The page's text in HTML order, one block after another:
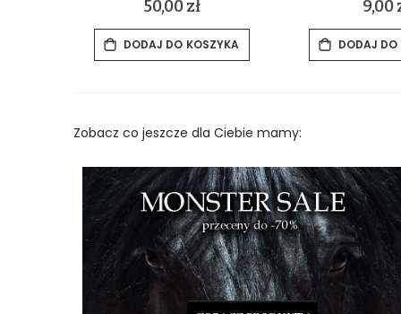
50,00 zł
DODAJ DO KOSZYKA
9,00
DODAJ
Zobacz co jeszcze dla Ciebie mamy: